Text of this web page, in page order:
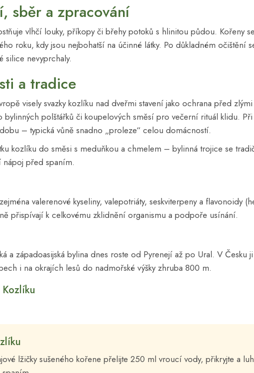
sběr a zpracování
vlhčí louky, příkopy či břehy potoků s hlinitou půdou. Kořeny
roku, kdy jsou nejbohatší na účinné látky. Po důkladném očištění
silice nevyprchaly.
a tradice
visely svazky kozlíku nad dveřmi stavení jako ochrana před
bylinných polštářků či koupelových směsí pro večerní rituál klidu.
– typická vůně snadno „proleze“ celou domácností.
kozlíku do směsi s meduňkou a chmelem – bylinná trojice se
před spaním.
valerenové kyseliny, valepotriáty, seskviterpeny a flavonoidy
přispívají k celkovému zklidnění organismu a podpoře usínání.
a západoasijská bylina dnes roste od Pyrenejí až po Ural. V Česku
i na okrajích lesů do nadmořské výšky zhruba 800 m.
lžičky sušeného kořene přelijte 250 ml vroucí vody, přikryjte a